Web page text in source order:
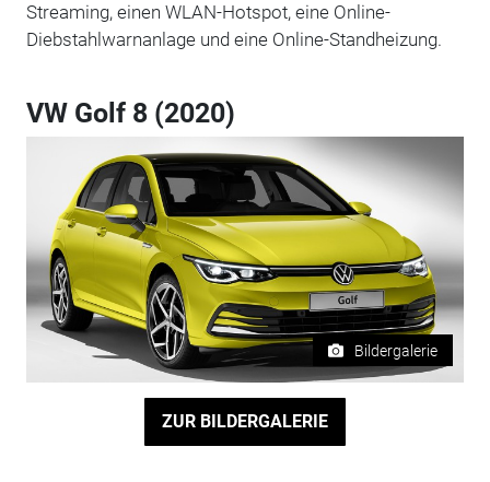
Streaming, einen WLAN-Hotspot, eine Online-
Diebstahlwarnanlage und eine Online-Standheizung.
VW Golf 8 (2020)
Bildergalerie
ZUR BILDERGALERIE